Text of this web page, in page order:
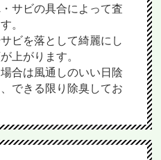
サビの具合によって査
。
ビを落として綺麗にし
上がります。
合は風通しのいい日陰
できる限り除臭してお